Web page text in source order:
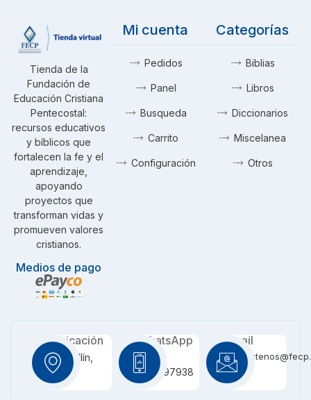
Tienda de la
Fundación de
Educación Cristiana
Pentecostal:
recursos educativos
y bíblicos que
fortalecen la fe y el
aprendizaje,
apoyando
proyectos que
transforman vidas y
promueven valores
cristianos.
Medios de pago
Mi cuenta
Pedidos
Panel
Busqueda
Carrito
Configuración
Categorías
Biblias
Libros
Diccionarios
Miscelanea
Otros
Ubicación
Medellín,
CO
WhatsApp
+57
3116097938
Email